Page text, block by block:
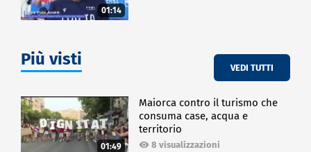
01:14
Più visti VEDI TUTTI
01:49
Maiorca contro il turismo che
consuma case, acqua e
territorio
8 visualizzazioni